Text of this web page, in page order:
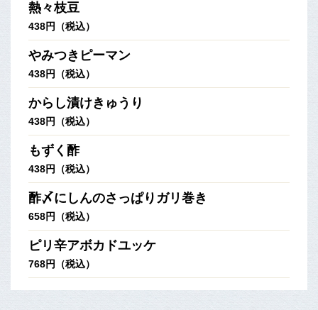
熱々枝豆
438円（税込）
やみつきピーマン
438円（税込）
からし漬けきゅうり
438円（税込）
もずく酢
438円（税込）
酢〆にしんのさっぱりガリ巻き
658円（税込）
ピリ辛アボカドユッケ
768円（税込）